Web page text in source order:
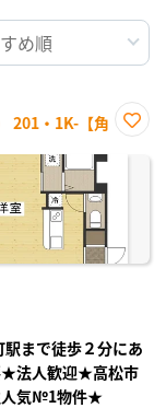
201・1K-【角
に入
駅まで徒歩２分にあ
★法人歓迎★高松市
人気№1物件★